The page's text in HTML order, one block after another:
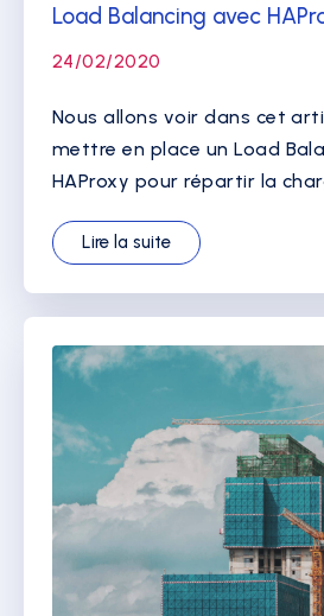
Load Balancing avec
24/02/2020
Nous allons voir dans cet
mettre en place un Load
HAProxy pour répartir la
Lire la suite